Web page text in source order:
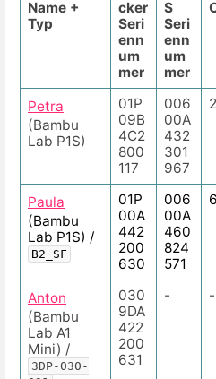
Name +
Typ
cker
Seri
enn
um
mer
S
Seri
enn
um
mer
Petra
(Bambu
Lab P1S)
01P
09B
4C2
800
117
006
00A
432
301
967
Paula
(Bambu
Lab P1S) /
B2_SF
01P
00A
442
200
630
006
00A
460
824
571
Anton
(Bambu
Lab A1
Mini) /
3DP-030-
030
9DA
422
200
631
- -